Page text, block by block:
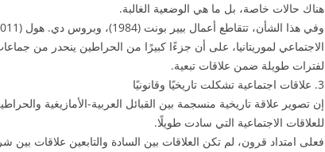
هناك حالات خاصة، بل ما هي الوضعية الغالبة.
الاجتماعي لموريتانيا، على أن جزءًا كبيرًا من الحراطين ينحدر من
لفترات طويلة ضمن علاقات تبعية.
3. علاقات اجتماعية تشكلت تاريخيًا وقانونيًا
إن تصوير علاقة تاريخية منسجمة بين القبائل العربية-الأمازيغية
للعلاقات الاجتماعية التي سادت طويلًا.
فعلى امتداد قرون، لم تكن العلاقات بين السادة والتابعين علاقات